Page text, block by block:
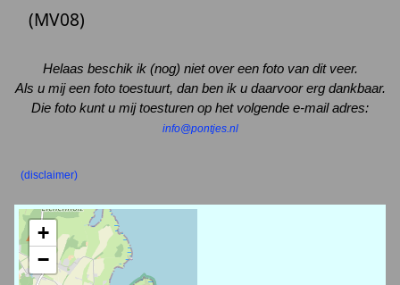
(MV08)
Helaas beschik ik (nog) niet over een foto van dit veer.
Als u mij een foto toestuurt, dan ben ik u daarvoor erg dankbaar.
Die foto kunt u mij toesturen op het volgende e-mail adres:
info@pontjes.nl
(disclaimer)
+
−